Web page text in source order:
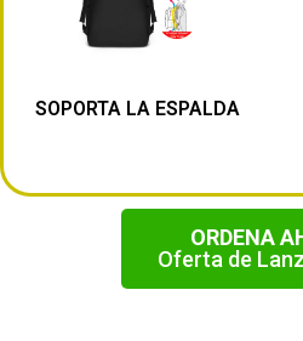
SOPORTA LA ESPALDA
ORDENA
Oferta de